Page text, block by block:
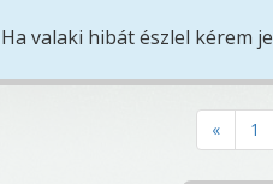
Ha valaki hibát észlel kérem
« 1